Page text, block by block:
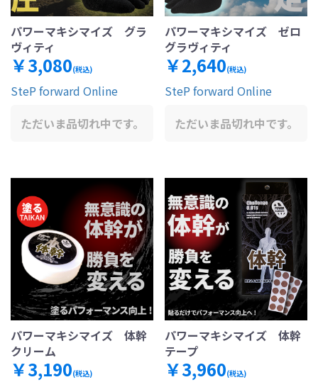
パワーマキシマイズ グラ
ヴィティ
￥3,080(税込)
SteP forward Online
ただいま品切れ中です。
パワーマキシマイズ ゼロ
グラヴィティ
￥2,640(税込)
SteP forward Online
ただいま品切れ中です。
パワーマキシマイズ 体幹
クリーム
￥3,190(税込)
パワーマキシマイズ 体幹
テープ
￥3,960(税込)